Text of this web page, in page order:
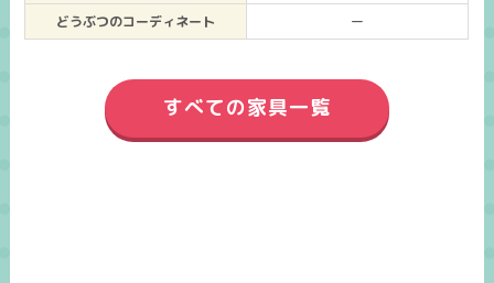
どうぶつのコーディネート ー
すべての家具一覧